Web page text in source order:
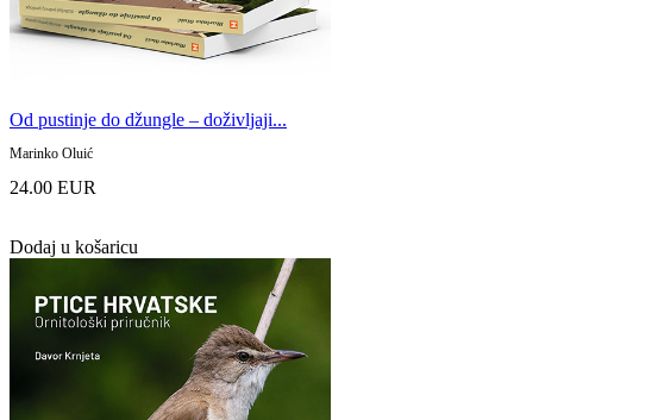
Od pustinje do džungle – doživljaji...
Marinko Oluić
24.00 EUR
Dodaj u košaricu